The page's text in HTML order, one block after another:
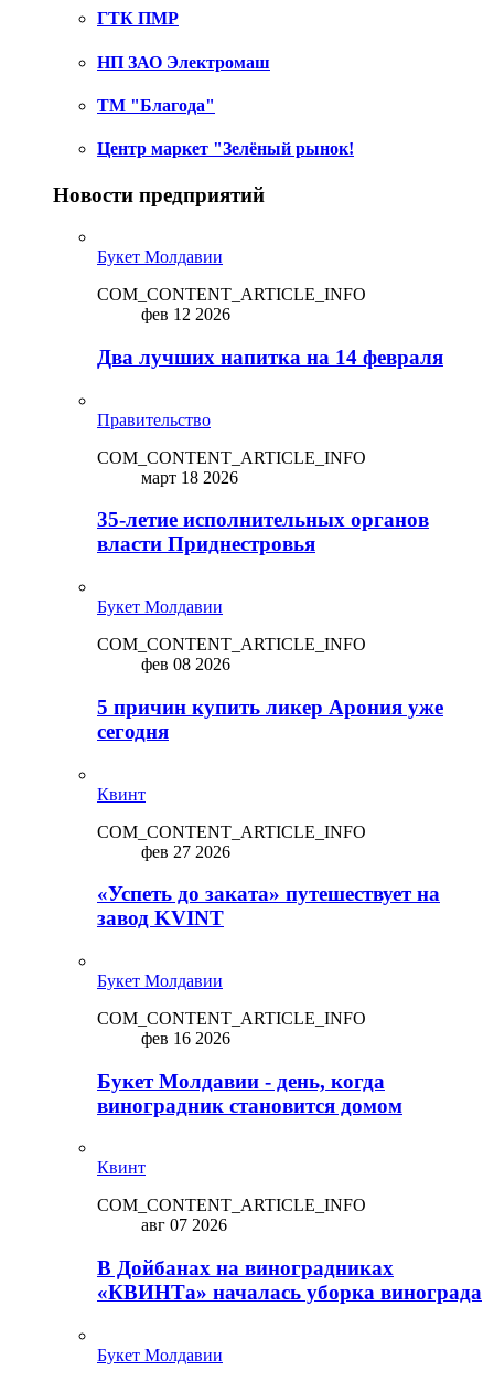
ГТК ПМР
НП ЗАО Электромаш
ТМ "Благода"
Центр маркет "Зелёный рынок!
Новости предприятий
Букет Молдавии
COM_CONTENT_ARTICLE_INFO
фев 12 2026
Два лучших напитка на 14 февраля
Правительство
COM_CONTENT_ARTICLE_INFO
март 18 2026
35-летие исполнительных органов
власти Приднестровья
Букет Молдавии
COM_CONTENT_ARTICLE_INFO
фев 08 2026
5 причин купить ликep Арония уже
сегодня
Квинт
COM_CONTENT_ARTICLE_INFO
фев 27 2026
«Успеть до заката» путешествует на
завод KVINT
Букет Молдавии
COM_CONTENT_ARTICLE_INFO
фев 16 2026
Букет Молдавии - день, когда
виноградник становится домом
Квинт
COM_CONTENT_ARTICLE_INFO
авг 07 2026
В Дойбанах на виноградниках
«КВИНТа» началась уборка винограда
Букет Молдавии